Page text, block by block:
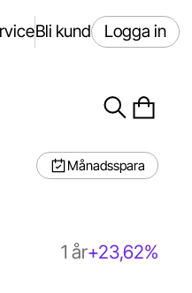
Bli kund Logga in
Månadsspara
1 år+23,62%